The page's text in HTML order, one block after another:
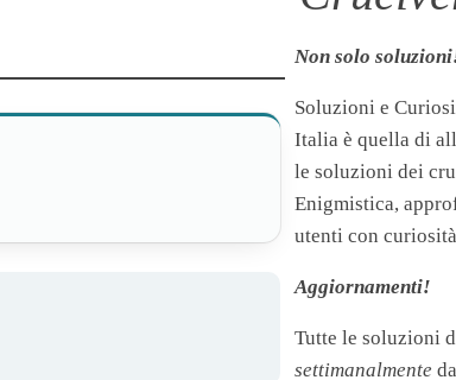
Non solo
Soluzioni e
Italia è quella di
le soluzioni dei
Enigmistica,
utenti con
Aggiornamenti!
Tutte le soluzioni
settimanalmente